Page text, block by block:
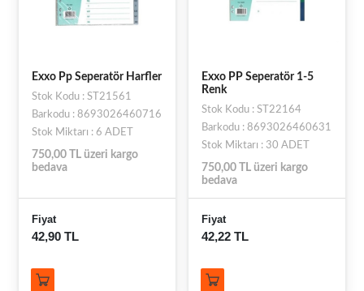
Exxo Pp Seperatör Harfler
Stok Kodu : ST21561
Barkodu : 8693026460716
Stok Miktarı : 6 ADET
750,00 TL üzeri kargo
bedava
Fiyat
42,90 TL
Exxo PP Seperatör 1-5
Renk
Stok Kodu : ST22164
Barkodu : 8693026460631
Stok Miktarı : 30 ADET
750,00 TL üzeri kargo
bedava
Fiyat
42,22 TL